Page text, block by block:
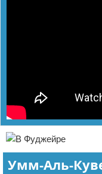
Умм-Аль-